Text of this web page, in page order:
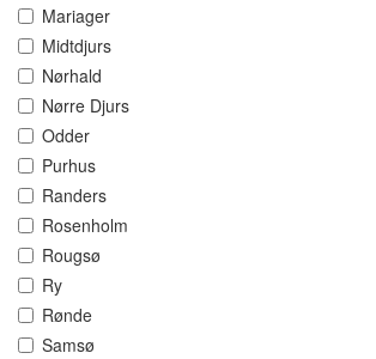
Mariager
Midtdjurs
Nørhald
Nørre Djurs
Odder
Purhus
Randers
Rosenholm
Rougsø
Ry
Rønde
Samsø